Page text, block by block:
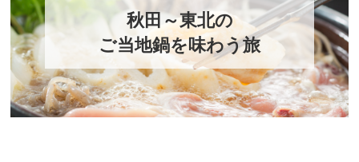
秋田～東北の
ご当地鍋を味わう旅